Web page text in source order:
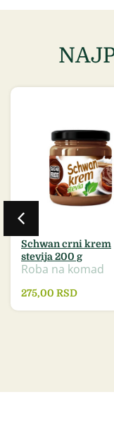
Schwan crni krem
stevija 200 g
Roba na komad
275,00 RSD